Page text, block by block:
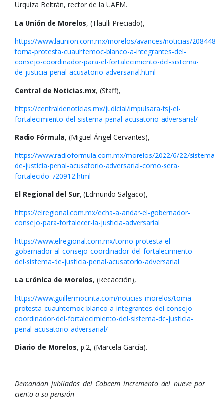
Urquiza Beltrán, rector de la UAEM.
La Unión de Morelos, (Tlaulli Preciado),
https://www.launion.com.mx/morelos/avances/noticias/208448-
toma-protesta-cuauhtemoc-blanco-a-integrantes-del-
consejo-coordinador-para-el-fortalecimiento-del-sistema-
de-justicia-penal-acusatorio-adversarial.html
Central de Noticias.mx, (Staff),
https://centraldenoticias.mx/judicial/impulsara-tsj-el-
fortalecimiento-del-sistema-penal-acusatorio-adversarial/
Radio Fórmula, (Miguel Ángel Cervantes),
https://www.radioformula.com.mx/morelos/2022/6/22/sistema-
de-justicia-penal-acusatorio-adversarial-como-sera-
fortalecido-720912.html
El Regional del Sur, (Edmundo Salgado),
https://elregional.com.mx/echa-a-andar-el-gobernador-
consejo-para-fortalecer-la-justicia-adversarial
https://www.elregional.com.mx/tomo-protesta-el-
gobernador-al-consejo-coordinador-del-fortalecimiento-
del-sistema-de-justicia-penal-acusatorio-adversarial
La Crónica de Morelos, (Redacción),
https://www.guillermocinta.com/noticias-morelos/toma-
protesta-cuauhtemoc-blanco-a-integrantes-del-consejo-
coordinador-del-fortalecimiento-del-sistema-de-justicia-
penal-acusatorio-adversarial/
Diario de Morelos, p.2, (Marcela García).
Demandan jubilados del Cobaem incremento del nueve por
ciento a su pensión